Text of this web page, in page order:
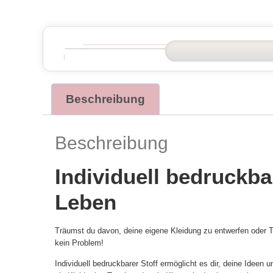
Beschreibung
Beschreibung
Individuell
Leben
Träumst du davon, deine eigene Kleidung zu entwerfen
kein Problem!
Individuell bedruckbarer Stoff ermöglicht es dir, deine Ideen